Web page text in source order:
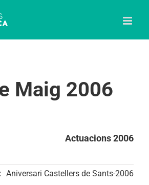
Maig 2006
Actuacions 2006
Aniversari Castellers de Sants-2006